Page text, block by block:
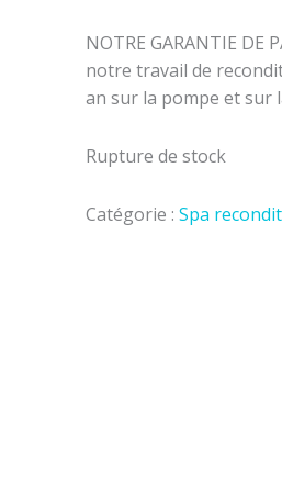
NOTRE GARANTIE DE
notre travail de
an sur la pompe et sur
Rupture de stock
Catégorie : Spa